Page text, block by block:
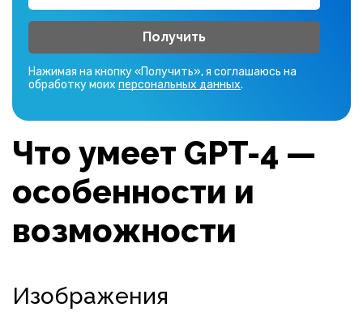
Получить
Нажимая на кнопку «Получить», я соглашаюсь на
обработку моих персональных данных.
Что умеет GPT-4 —
особенности и
возможности
Изображения